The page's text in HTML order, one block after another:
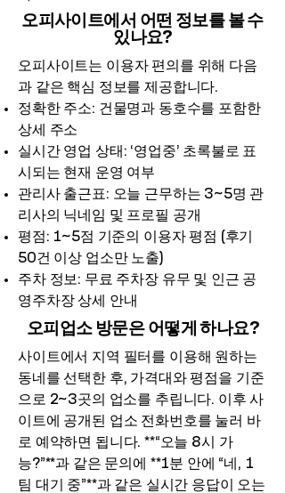
오피사이트에서 어떤 정보를 볼 수
있나요?
오피사이트는 이용자 편의를 위해 다음
과 같은 핵심 정보를 제공합니다.
정확한 주소: 건물명과 동호수를 포함한
상세 주소
실시간 영업 상태: ‘영업중’ 초록불로 표
시되는 현재 운영 여부
관리사 출근표: 오늘 근무하는 3~5명 관
리사의 닉네임 및 프로필 공개
평점: 1~5점 기준의 이용자 평점 (후기
50건 이상 업소만 노출)
주차 정보: 무료 주차장 유무 및 인근 공
영주차장 상세 안내
오피업소 방문은 어떻게 하나요?
사이트에서 지역 필터를 이용해 원하는
동네를 선택한 후, 가격대와 평점을 기준
으로 2~3곳의 업소를 추립니다. 이후 사
이트에 공개된 업소 전화번호를 눌러 바
로 예약하면 됩니다. **“오늘 8시 가
능?”**과 같은 문의에 **1분 안에 “네, 1
팀 대기 중”**과 같은 실시간 응답이 오는